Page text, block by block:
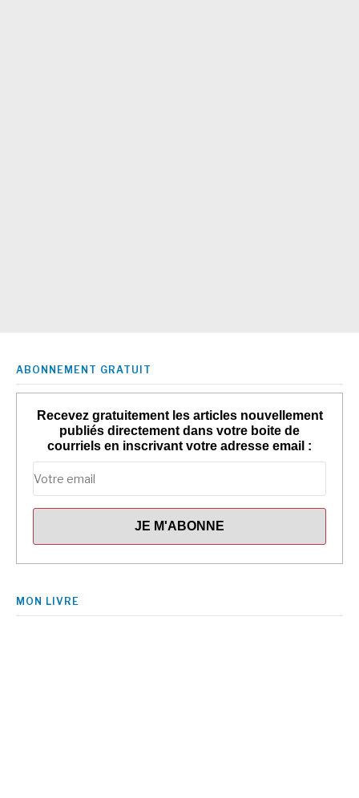
ABONNEMENT GRATUIT
Recevez gratuitement les articles nouvellement
publiés directement dans votre boite de
courriels en inscrivant votre adresse email :
MON LIVRE